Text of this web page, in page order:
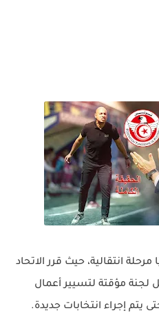
انتقالية، حيث قرر الاتحاد
لجنة مؤقتة لتسيير أعمال
يتم إجراء انتخابات جديدة.